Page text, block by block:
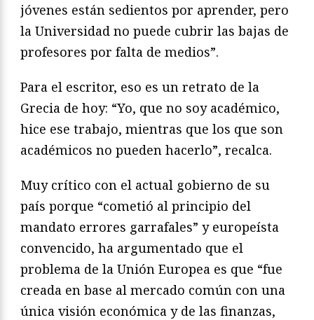
jóvenes están sedientos por aprender, pero
la Universidad no puede cubrir las bajas de
profesores por falta de medios”.
Para el escritor, eso es un retrato de la
Grecia de hoy: “Yo, que no soy académico,
hice ese trabajo, mientras que los que son
académicos no pueden hacerlo”, recalca.
Muy crítico con el actual gobierno de su
país porque “cometió al principio del
mandato errores garrafales” y europeísta
convencido, ha argumentado que el
problema de la Unión Europea es que “fue
creada en base al mercado común con una
única visión económica y de las finanzas,